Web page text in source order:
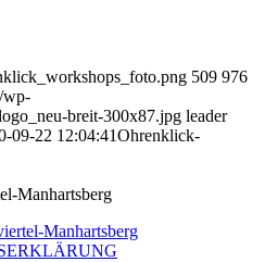
509 976
wp-
breit-300x87.jpg leader
09-22 12:04:41Ohrenklick-
Manhartsberg
Manhartsberg